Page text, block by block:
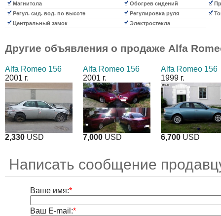
Магнитола
Обогрев сидений
Регул. сид. вод. по высоте
Регулировка руля
Центральный замок
Электростекла
Другие объявления о продаже Alfa
Alfa Romeo 156
2001 г.
2,330 USD
Alfa Romeo 156
2001 г.
7,000 USD
Alfa Romeo 156
1999 г.
6,700 USD
Написать сообщение
Ваше имя:*
Ваш E-mail:*